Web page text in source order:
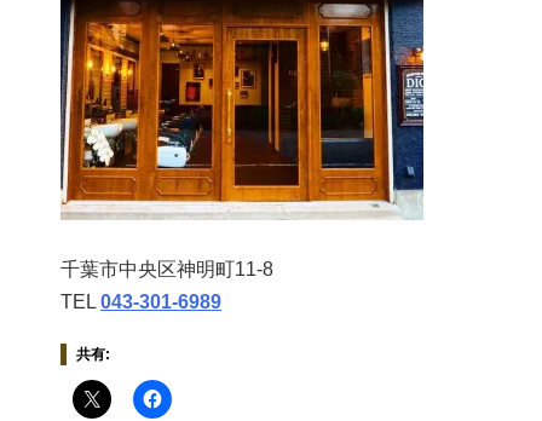
千葉市中央区神明町11-8
TEL 043‐301‐6989
共有: